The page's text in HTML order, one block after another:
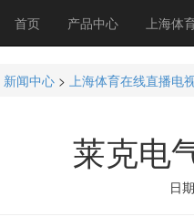
首页 产品中心 上海体
新闻中心> 上海体育在线直播电
莱克电
日